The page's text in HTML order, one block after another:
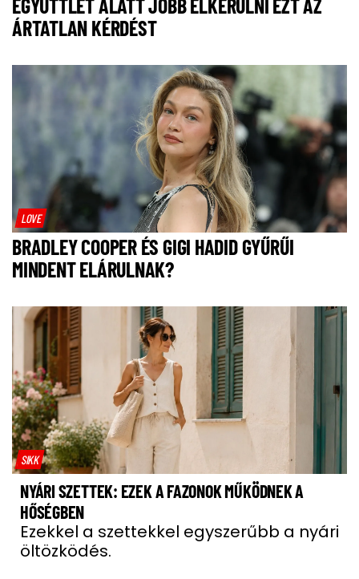
EGYÜTTLÉT ALATT JOBB ELKERÜLNI EZT AZ
ÁRTATLAN KÉRDÉST
LOVE
BRADLEY COOPER ÉS GIGI HADID GYŰRŰI
MINDENT ELÁRULNAK?
SIKK
NYÁRI SZETTEK: EZEK A FAZONOK MŰKÖDNEK A
HŐSÉGBEN
Ezekkel a szettekkel egyszerűbb a nyári
öltözködés.